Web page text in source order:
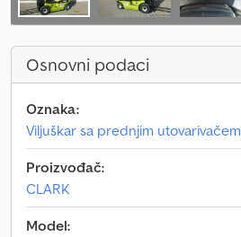
Osnovni podaci
Oznaka:
Viljuškar sa prednjim utovarivačem
Proizvođač:
CLARK
Model: